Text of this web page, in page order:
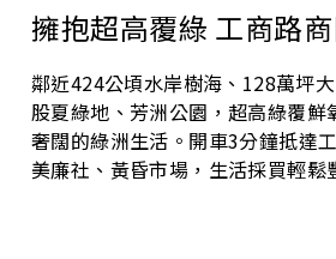
擁抱超高覆綠 工商路
鄰近424公頃水岸樹海、128萬坪
股夏綠地、芳洲公園，超高綠覆鮮
奢闊的綠洲生活。開車3分鐘抵達
美廉社、黃昏市場，生活採買輕鬆